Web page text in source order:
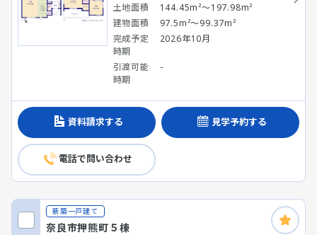
土地面積
144.45m²～197.98m²
建物面積
97.5m²～99.37m²
完成予定
時期
2026年10月
引渡可能
時期
-
資料請求する 見学予約する
電話で問い合わせ
新築一戸建て
奈良市押熊町５棟